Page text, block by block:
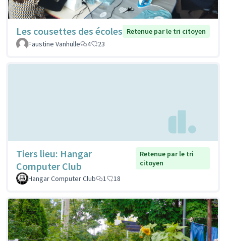
Les cousettes des écoles Retenue par le tri citoyen
Faustine Vanhulle
4 23
Tiers lieu: Hangar
Computer Club
Retenue par le tri
citoyen
Hangar Computer Club
1 18